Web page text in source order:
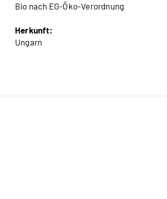
Bio nach EG-Öko-Verordnung
Herkunft:
Ungarn